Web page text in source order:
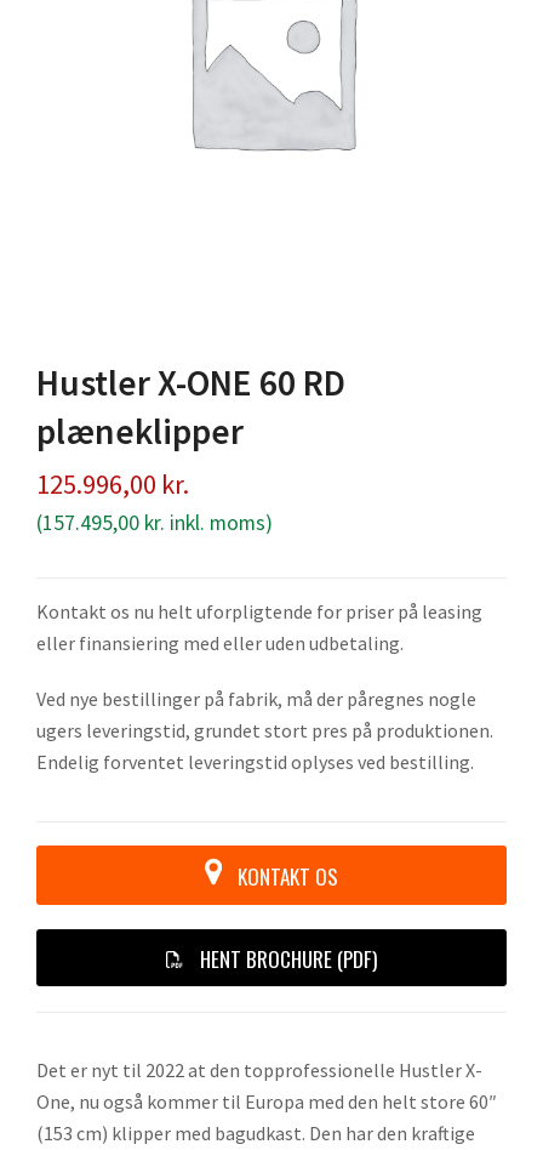
Hustler X-ONE 60 RD
plæneklipper
125.996,00 kr.
(157.495,00 kr. inkl. moms)
Kontakt os nu helt uforpligtende for priser på leasing
eller finansiering med eller uden udbetaling.
Ved nye bestillinger på fabrik, må der påregnes nogle
ugers leveringstid, grundet stort pres på produktionen.
Endelig forventet leveringstid oplyses ved bestilling.
KONTAKT OS
HENT BROCHURE (PDF)
Det er nyt til 2022 at den topprofessionelle Hustler X-
One, nu også kommer til Europa med den helt store 60″
(153 cm) klipper med bagudkast. Den har den kraftige